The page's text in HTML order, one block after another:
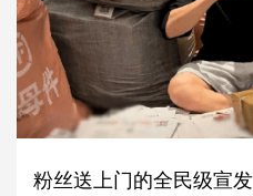
粉丝送上门的全民级宣